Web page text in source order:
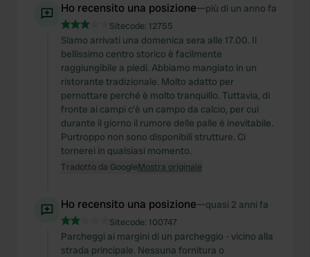
Ho recensito una posizione—più di un anno fa
Sitecode: 12755
Siamo arrivati una domenica sera alle 17.00. Il
bellissimo centro storico è facilmente
raggiungibile a piedi. Abbiamo mangiato in un
ristorante tradizionale. Molto adatto per
pernottare perché è molto tranquillo. Tuttavia, di
fronte ai campi c'è un campo da calcio, per cui
durante il giorno il rumore delle palle è inevitabile.
Purtroppo non sono disponibili strutture. Ci
tornerei in qualsiasi momento.
Tradotto da GoogleMostra originale
Ho recensito una posizione—quasi 2 anni fa
Sitecode: 100747
Parcheggi ai margini di un parcheggio - vicino alla
strada principale. Nessuna fornitura o